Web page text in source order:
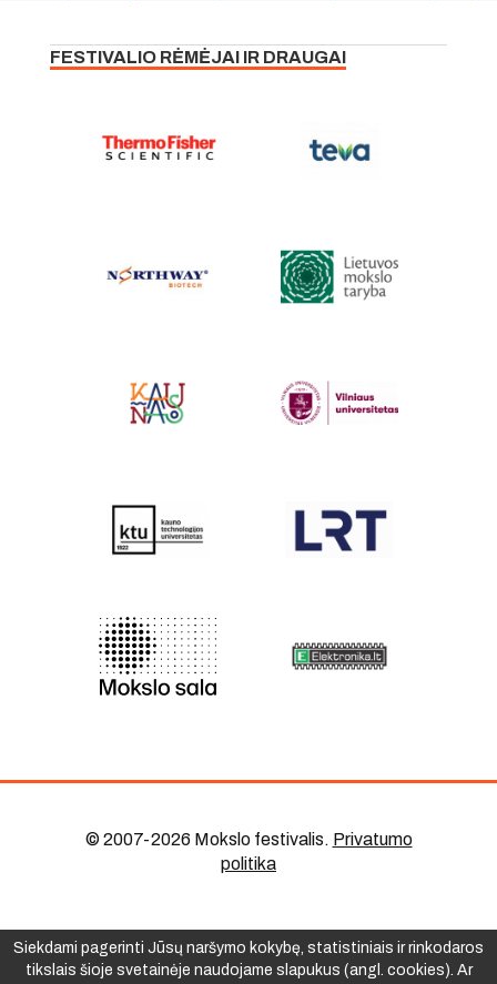
FESTIVALIO RĖMĖJAI IR DRAUGAI
© 2007-2026 Mokslo festivalis. Privatumo
politika
Siekdami pagerinti Jūsų naršymo kokybę, statistiniais ir rinkodaros
tikslais šioje svetainėje naudojame slapukus (angl. cookies). Ar